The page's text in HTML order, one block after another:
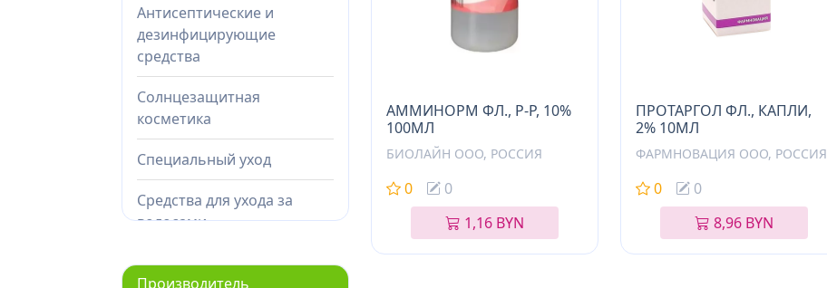
Антисептические и
дезинфицирующие
средства
Солнцезащитная
косметика
Специальный уход
Средства для ухода за
волосами
Средства для ухода за
Производитель
АММИНОРМ ФЛ., Р-Р, 10%
100МЛ
БИОЛАЙН ООО, РОССИЯ
0
0
1,16 BYN
ПРОТАРГОЛ ФЛ., КАПЛИ,
2% 10МЛ
ФАРМНОВАЦИЯ ООО, РОССИЯ
0
0
8,96 BYN